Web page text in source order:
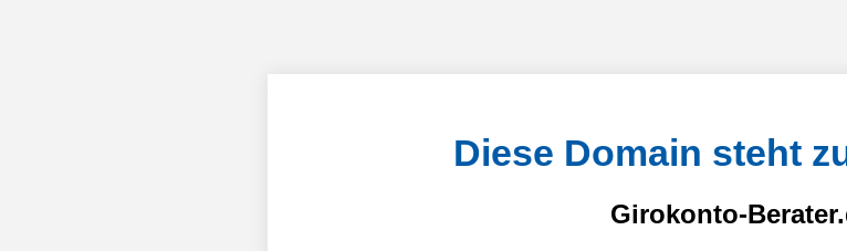
Diese Domain steht
Girokonto-